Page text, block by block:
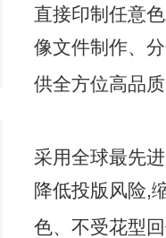
直接印制任意
像文件制作、
供全方位高品
采用全球最先
降低投版风险,
色、不受花型